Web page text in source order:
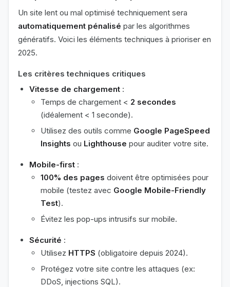
Un site lent ou mal optimisé techniquement sera
automatiquement pénalisé par les algorithmes
génératifs. Voici les éléments techniques à prioriser en
2025.
Les critères techniques critiques
Vitesse de chargement :
Temps de chargement < 2 secondes
(idéalement < 1 seconde).
Utilisez des outils comme Google PageSpeed
Insights ou Lighthouse pour auditer votre site.
Mobile-first :
100% des pages doivent être optimisées pour
mobile (testez avec Google Mobile-Friendly
Test).
Évitez les pop-ups intrusifs sur mobile.
Sécurité :
Utilisez HTTPS (obligatoire depuis 2024).
Protégez votre site contre les attaques (ex:
DDoS, injections SQL).